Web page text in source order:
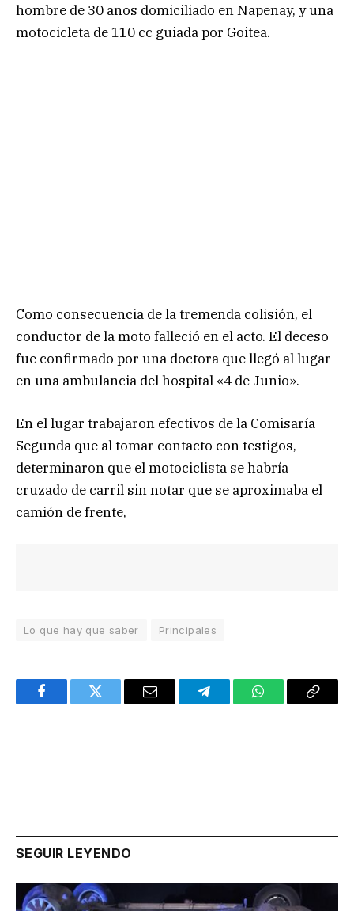
hombre de 30 años domiciliado en Napenay, y una
motocicleta de 110 cc guiada por Goitea.
Como consecuencia de la tremenda colisión, el
conductor de la moto falleció en el acto. El deceso
fue confirmado por una doctora que llegó al lugar
en una ambulancia del hospital «4 de Junio».
En el lugar trabajaron efectivos de la Comisaría
Segunda que al tomar contacto con testigos,
determinaron que el motociclista se habría
cruzado de carril sin notar que se aproximaba el
camión de frente,
Lo que hay que saber Principales
FacebookTwitter Email TelegramWhatsAppCopy
SEGUIR LEYENDO